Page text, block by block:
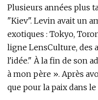
Plusieurs années plus
"Kiev". Levin avait un
exotiques : Tokyo,
ligne LensCulture, des
l'idée." À la fin de son
à mon père ». Après
que pour la paix dans